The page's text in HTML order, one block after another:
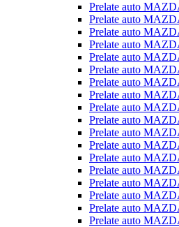
Prelate auto
Prelate auto
Prelate auto
Prelate auto
Prelate auto
Prelate auto
Prelate auto
Prelate auto
Prelate auto
Prelate auto
Prelate auto
Prelate auto
Prelate auto
Prelate auto
Prelate auto
Prelate auto
Prelate auto
Prelate auto